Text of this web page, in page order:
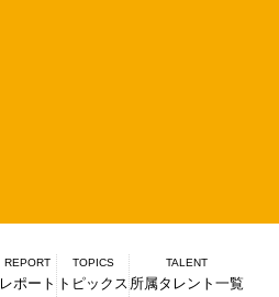
REPORT
レポート
TOPICS
トピックス
TALENT
所属タレント一覧